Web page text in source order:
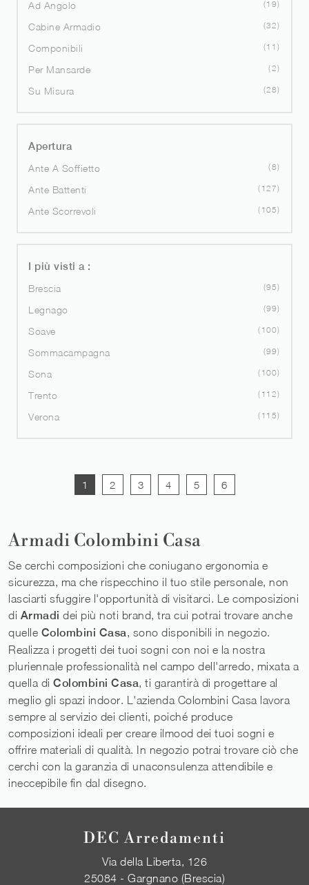
Ad Angolo 19
Cabine Armadio 32
Componibili 11
Per Mansarde 2
Su Misura 28
Apertura
Ante A Soffietto
8
Ante Battenti 127
Ante Scorrevoli 105
I più visti a :
Brescia
95
Legnago 99
Soave 100
Sommacampagna 99
Sona 100
Trento 112
Verona 115
1 2 3 4 5 6
Armadi Colombini Casa
Se cerchi composizioni che coniugano ergonomia e
sicurezza, ma che rispecchino il tuo stile personale, non
lasciarti sfuggire l'opportunità di visitarci. Le composizioni
di Armadi dei più noti brand, tra cui potrai trovare anche
quelle Colombini Casa, sono disponibili in negozio.
Realizza i progetti dei tuoi sogni con noi e la nostra
pluriennale professionalità nel campo dell'arredo, mixata a
quella di Colombini Casa, ti garantirà di progettare al
meglio gli spazi indoor. L'azienda Colombini Casa lavora
sempre al servizio dei clienti, poiché produce
composizioni ideali per creare ilmood dei tuoi sogni e
offrire materiali di qualità. In negozio potrai trovare ciò che
cerchi con la garanzia di unaconsulenza attendibile e
ineccepibile fin dal disegno.
DEC Arredamenti
Via della Liberta, 126
25084 - Gargnano (Brescia)